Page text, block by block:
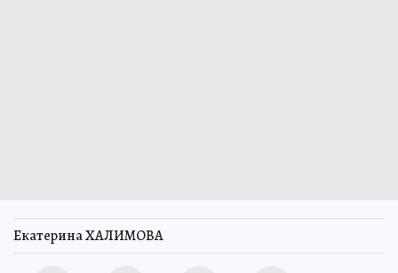
Екатерина ХАЛИМОВА